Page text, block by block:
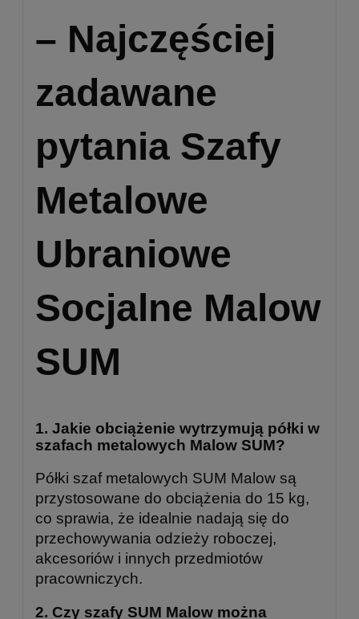
– Najczęściej
zadawane
pytania Szafy
Metalowe
Ubraniowe
Socjalne Malow
SUM
1. Jakie obciążenie wytrzymują półki w
szafach metalowych Malow SUM?
Półki szaf metalowych SUM Malow są
przystosowane do obciążenia do 15 kg,
co sprawia, że idealnie nadają się do
przechowywania odzieży roboczej,
akcesoriów i innych przedmiotów
pracowniczych.
2. Czy szafy SUM Malow można